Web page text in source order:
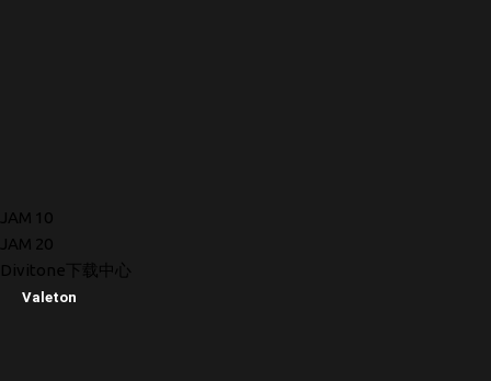
JAM 10
JAM 20
Divitone下载中心
Valeton